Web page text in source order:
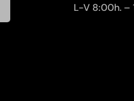
L-V 8:00h. –